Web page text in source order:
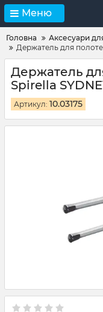
Меню
Головна Аксесуари
Держатель для
Держатель
Spirella
Артикул: 10.03175